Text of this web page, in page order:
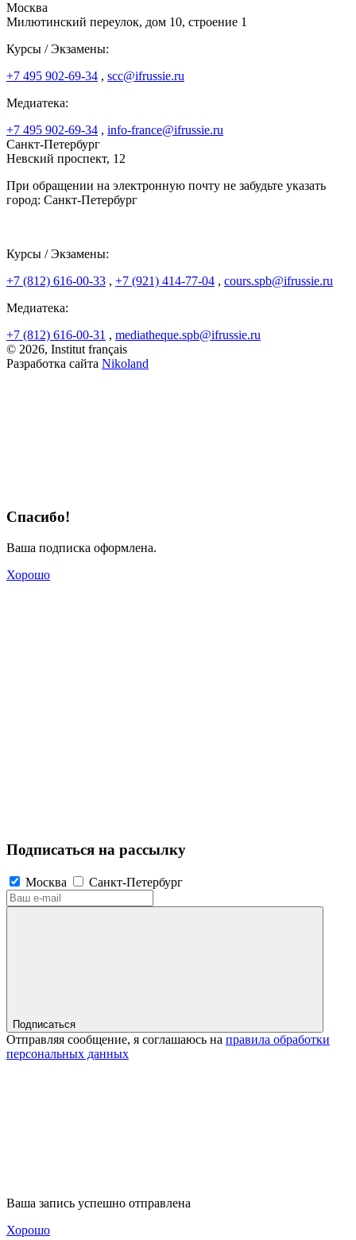
Москва
Милютинский переулок, дом 10, строение 1
Курсы / Экзамены:
+7 495 902-69-34 , scc@ifrussie.ru
Медиатека:
+7 495 902-69-34 , info-france@ifrussie.ru
Санкт-Петербург
Невский проспект, 12
При обращении на электронную почту не забудьте указать
город: Санкт-Петербург
Курсы / Экзамены:
+7 (812) 616-00-33 , +7 (921) 414-77-04 , cours.spb@ifrussie.ru
Медиатека:
+7 (812) 616-00-31 , mediatheque.spb@ifrussie.ru
© 2026, Institut français
Разработка сайта Nikoland
Спасибо!
Ваша подписка оформлена.
Хорошо
Подписаться на рассылку
Москва Санкт-Петербург
Подписаться
Отправляя сообщение, я соглашаюсь на правила обработки
персональных данных
Ваша запись успешно отправлена
Хорошо